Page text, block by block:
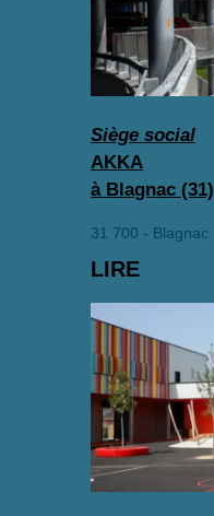
Siège social
AKKA
à Blagnac (31)
31 700 - Blagnac
LIRE